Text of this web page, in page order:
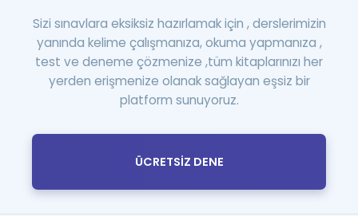
Sizi sınavlara eksiksiz hazırlamak için , derslerimizin
yanında kelime çalışmanıza, okuma yapmanıza ,
test ve deneme çözmenize ,tüm kitaplarınızı her
yerden erişmenize olanak sağlayan eşsiz bir
platform sunuyoruz.
ÜCRETSİZ DENE